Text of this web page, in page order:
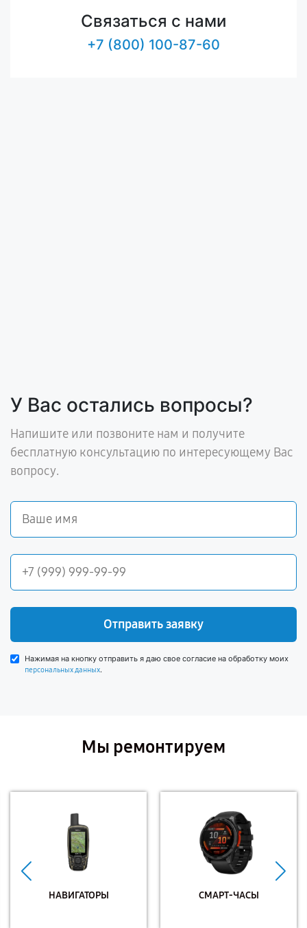
Связаться с нами
+7 (800) 100-87-60
У Вас остались вопросы?
Напишите или позвоните нам и получите
бесплатную консультацию по интересующему Вас
вопросу.
Отправить заявку
Нажимая на кнопку отправить я даю свое согласие на обработку моих
персональных данных.
Мы ремонтируем
НАВИГАТОРЫ СМАРТ-ЧАСЫ